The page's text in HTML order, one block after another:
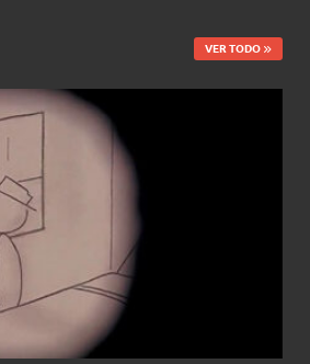
VER TODO